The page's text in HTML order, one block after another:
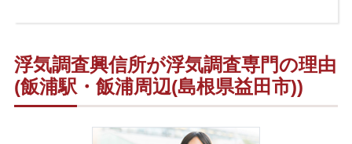
浮気調査興信所が浮気調査専門の理由
(飯浦駅・飯浦周辺(島根県益田市))